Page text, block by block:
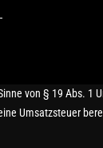
von § 19 Abs. 1
Umsatzsteuer